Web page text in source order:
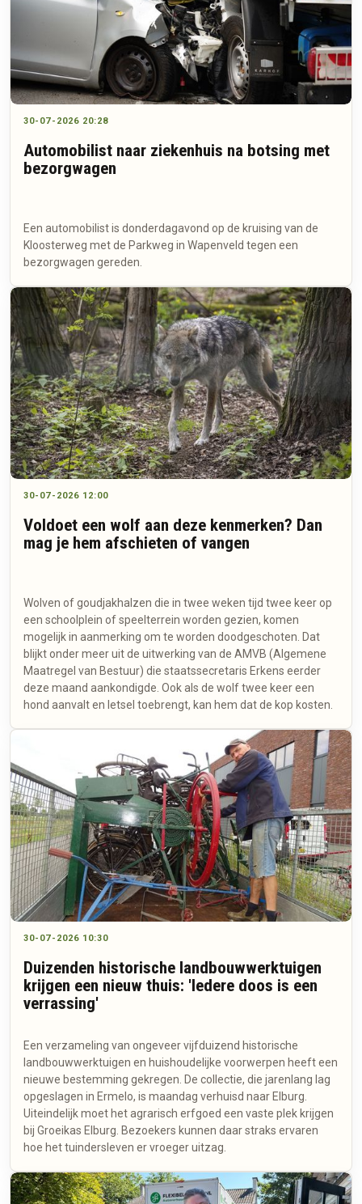
30-07-2026 20:28
Automobilist naar ziekenhuis na botsing met
bezorgwagen
Een automobilist is donderdagavond op de kruising van de
Kloosterweg met de Parkweg in Wapenveld tegen een
bezorgwagen gereden.
30-07-2026 12:00
Voldoet een wolf aan deze kenmerken? Dan
mag je hem afschieten of vangen
Wolven of goudjakhalzen die in twee weken tijd twee keer op
een schoolplein of speelterrein worden gezien, komen
mogelijk in aanmerking om te worden doodgeschoten. Dat
blijkt onder meer uit de uitwerking van de AMVB (Algemene
Maatregel van Bestuur) die staatssecretaris Erkens eerder
deze maand aankondigde. Ook als de wolf twee keer een
hond aanvalt en letsel toebrengt, kan hem dat de kop kosten.
30-07-2026 10:30
Duizenden historische landbouwwerktuigen
krijgen een nieuw thuis: 'Iedere doos is een
verrassing'
Een verzameling van ongeveer vijfduizend historische
landbouwwerktuigen en huishoudelijke voorwerpen heeft een
nieuwe bestemming gekregen. De collectie, die jarenlang lag
opgeslagen in Ermelo, is maandag verhuisd naar Elburg.
Uiteindelijk moet het agrarisch erfgoed een vaste plek krijgen
bij Groeikas Elburg. Bezoekers kunnen daar straks ervaren
hoe het tuindersleven er vroeger uitzag.